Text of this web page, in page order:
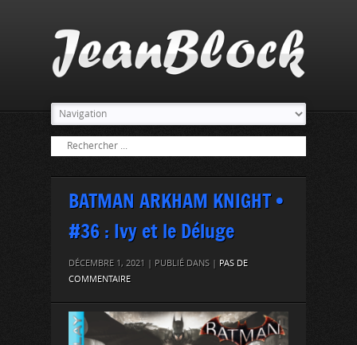
BATMAN ARKHAM KNIGHT •
#36 : Ivy et le Déluge
DÉCEMBRE 1, 2021 | PUBLIÉ DANS | PAS DE
COMMENTAIRE